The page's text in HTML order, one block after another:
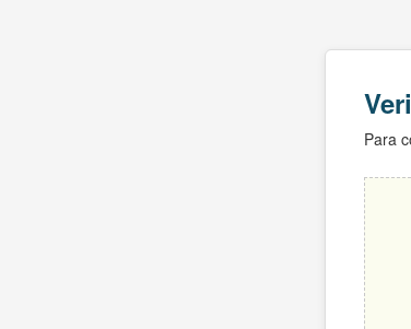
Para